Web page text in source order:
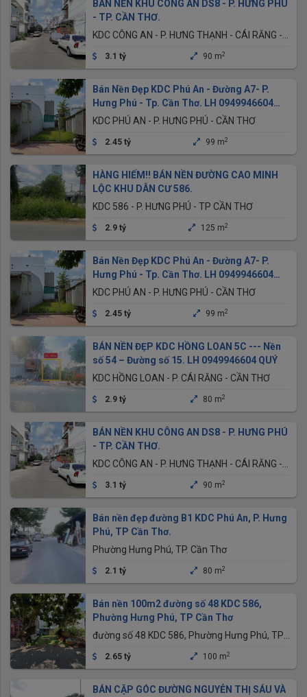
BÁN NỀN KHU CÔNG AN DS8 - P. HƯNG PHÚ
- TP. CẦN THƠ.
KDC CÔNG AN - P. HƯNG THẠNH - CÁI RĂNG -
3.1 tỷ 90 m2
Bán Nền Đẹp KDC Phú An - Đường A7- P.
Hưng Phú - Tp. Cần Thơ. LH 0949946604
QUÝ
KDC PHÚ AN - P. HƯNG PHÚ - CẦN THƠ
2.45 tỷ 99 m2
HÀNG HIẾM!! BÁN NỀN ĐƯỜNG CAO MINH
LỘC KHU DÂN CƯ 586.
KDC 586 - P. HƯNG PHÚ - TP CẦN THƠ
2.9 tỷ 125 m2
Bán Nền Đẹp KDC Phú An - Đường A7- P.
Hưng Phú - Tp. Cần Thơ. LH 0949946604
QUÝ
KDC PHÚ AN - P. HƯNG PHÚ - CẦN THƠ
2.45 tỷ 99 m2
BÁN NỀN ĐẸP KDC HỒNG LOAN 5C --- Nền
số 54 – Đường số 15. LH 0949946604 QUÝ
KDC HỒNG LOAN - P. CÁI RĂNG - CẦN THƠ
2.9 tỷ 80 m2
BÁN NỀN KHU CÔNG AN DS8 - P. HƯNG PHÚ
- TP. CẦN THƠ.
KDC CÔNG AN - P. HƯNG THẠNH - CÁI RĂNG -
3.1 tỷ 90 m2
Bán nền đẹp đường B1 KDC Phú An, P. Hưng
Phú, TP Cần Thơ.
Phường Hưng Phú, TP. Cần Thơ
2.1 tỷ 80 m2
Bán nền 100m2 đường số 48 KDC 586,
Phường Hưng Phú, TP Cần Thơ
đường số 48 KDC 586, Phường Hưng Phú, TP
2.65 tỷ 100 m2
BÁN CẶP GÓC ĐƯỜNG NGUYỄN THỊ SÁU VÀ